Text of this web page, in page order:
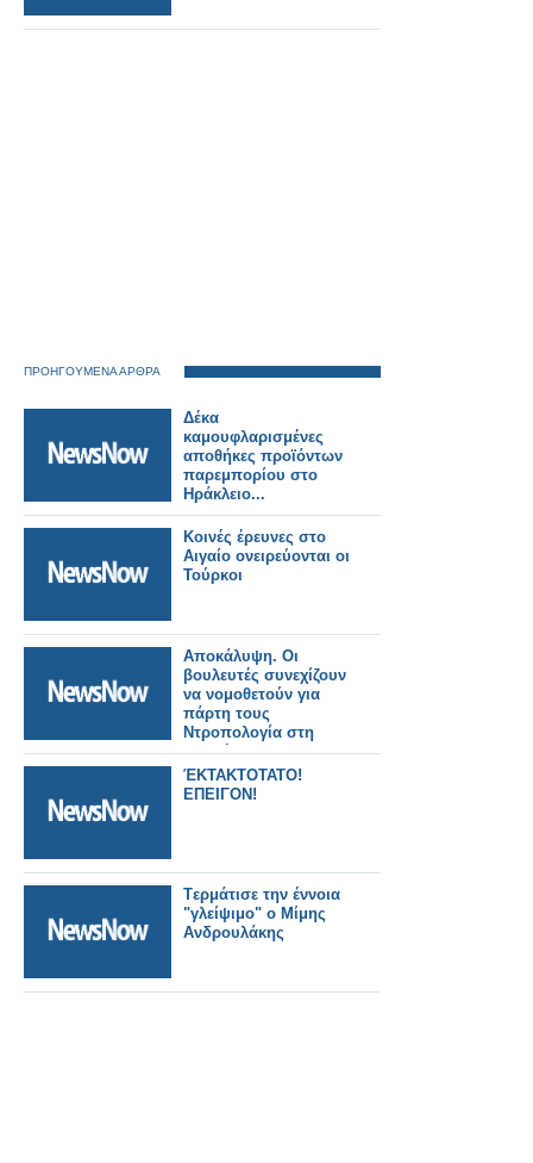
ΠΡΟΗΓΟΥΜΕΝΑ ΑΡΘΡΑ
Δέκα
καμουφλαρισμένες
αποθήκες προϊόντων
παρεμπορίου στο
Ηράκλειο...
Κοινές έρευνες στο
Αιγαίο ονειρεύονται οι
Τούρκοι
Αποκάλυψη. Οι
βουλευτές συνεχίζουν
να νομοθετούν για
πάρτη τους
Ντροπολογία στη
Βουλή για να
βολευτούν, οι
βουλευτές καθηγητές
ΈΚΤΑΚΤΟΤΑΤΟ!
ΕΠΕΙΓΟΝ!
Tερμάτισε την έννοια
"γλείψιμο" ο Μίμης
Ανδρουλάκης